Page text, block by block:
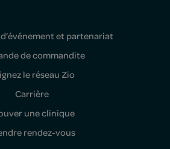
et partenariat
de commandite
le réseau Zio
Carrière
une clinique
rendez-vous